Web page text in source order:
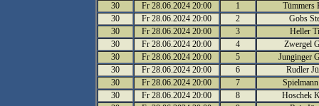
30
Fr 28.06.2024 20:00 1
Tümmers
30
Fr 28.06.2024 20:00 2
Gobs
30
Fr 28.06.2024 20:00 3
Heller
30
Fr 28.06.2024 20:00 4
Zwergel
30
Fr 28.06.2024 20:00 5
Junginger
30
Fr 28.06.2024 20:00 6
Rudler
30
Fr 28.06.2024 20:00 7
30
Fr 28.06.2024 20:00 8
Hoschek